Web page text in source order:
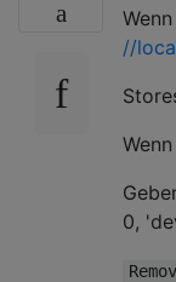
//
0,